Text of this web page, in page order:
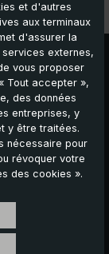
:
et d'autres
aux terminaux
d'assurer la
externes,
vous proposer
Tout accepter »,
des données
entreprises, y
y être traitées.
nécessaire pour
révoquer votre
des cookies ».